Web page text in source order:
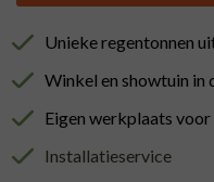
Unieke regentonnen
Winkel en showtuin in
Eigen werkplaats
Installatieservice